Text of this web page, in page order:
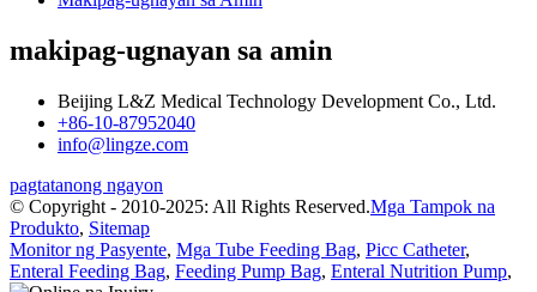
makipag-ugnayan sa amin
Beijing L&Z Medical Technology Development Co., Ltd.
+86-10-87952040
info@lingze.com
pagtatanong ngayon
© Copyright - 2010-2025: All Rights Reserved.Mga Tampok na
Produkto, Sitemap
Monitor ng Pasyente, Mga Tube Feeding Bag, Picc Catheter,
Enteral Feeding Bag, Feeding Pump Bag, Enteral Nutrition Pump,